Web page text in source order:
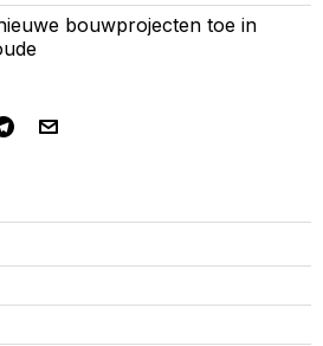
bouwprojecten toe in